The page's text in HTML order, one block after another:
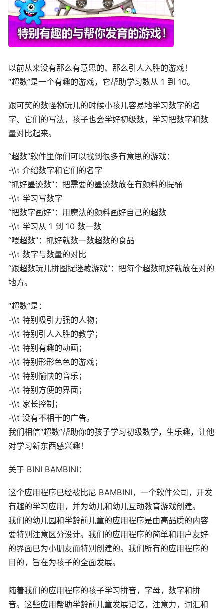
以前从来没有那么有意思的、那么引人入胜的游戏！
“超数”是一个有趣的游戏，它帮助学习数从 1 到 10。
跟可笑的数怪物玩儿的时候小孩儿容易地学习数字的名
字、它们的写法，孩子也会学好初级数，学习把数字和数
量对比起来。
“超数”软件里你们可以找到很多有意思的游戏：
-\\t 介绍数字和它们的名字
“抓好墨迹数”：把需要的墨迹数放在有颜料的提桶
-\\t 学习写数字
“把数字画好”：用魔法的颜料画好自己的超数
-\\t 学习从 1 到 10 数一数
“喂超数”：抓好就数一数超数的食品
-\\t 数字与数量的对比
“跟超数玩儿拼图捉迷藏游戏”：把每个超数抓好就放在对的
地方。
“超数”是：
-\\t 特别吸引力强的人物；
-\\t 特别引人入胜的教学；
-\\t 特别有趣的动画；
-\\t 特别形形色色的游戏；
-\\t 特别愉快的音乐；
-\\t 特别方便的界面；
-\\t 家长控制；
-\\t 没有不相干的广告。
我们相信“超数”帮助你的孩子学习初级数学，生乐趣，让他
对学习新东西感兴趣！
关于 BINI BAMBINI：
这个应用程序已经被比尼 BAMBINI，一个软件公司，开发
有趣的学习应用，并为幼儿和幼儿互动教育游戏创建。
我们的幼儿园和学龄前儿童的应用程序是由高品质的内容
要特别注意区分设计。我们的应用程序的简单和用户友好
的界面已为小朋友而特别创建的。我们所有的应用程序的
目的，旨在为孩子的全面发展。
随着我们的应用程序的孩子学习拼音，字母，数字和拼
音。这些应用帮助学龄前儿童发展记忆，注意力，词汇和